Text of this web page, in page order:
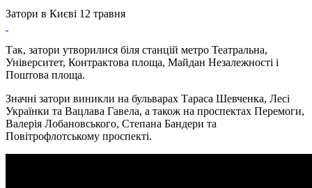
Затори в Києві 12 травня
Так, затори утворилися біля станцій метро Театральна,
Університет, Контрактова площа, Майдан Незалежності і
Поштова площа.
Значні затори виникли на бульварах Тараса Шевченка, Лесі
Українки та Вацлава Гавела, а також на проспектах Перемоги,
Валерія Лобановського, Степана Бандери та
Повітрофлотському проспекті.